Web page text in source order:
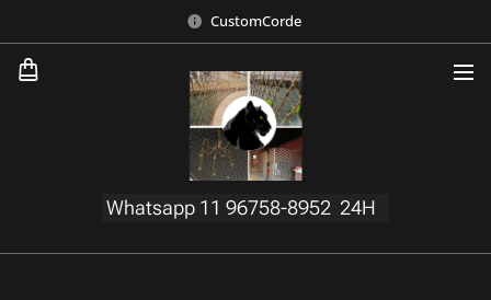
CustomCorde
Whatsapp 11 96758-8952 24H